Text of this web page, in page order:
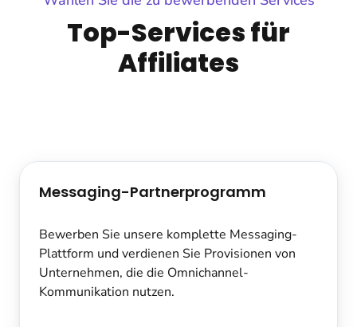
Top-Services für
Affiliates
Messaging-Partnerprogramm
Bewerben Sie unsere komplette Messaging-
Plattform und verdienen Sie Provisionen von
Unternehmen, die die Omnichannel-
Kommunikation nutzen.